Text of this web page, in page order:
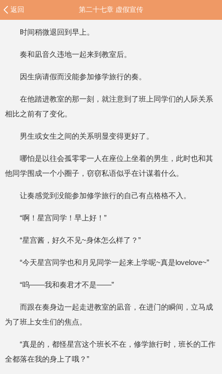
返回 第二十七章 虚假宣传
时间稍微退回到早上。
奏和凪音久违地一起来到教室后。
因生病请假而没能参加修学旅行的奏。
在他踏进教室的那一刻，就注意到了班上同学们的人际关系
相比之前有了变化。
男生或女生之间的关系明显变得更好了。
哪怕是以往会孤零零一人在座位上坐着的男生，此时也和其
他同学围成一个小圈子，窃窃私语似乎在计谋着什么。
让奏感觉到没能参加修学旅行的自己有点格格不入。
“啊！星宫同学！早上好！”
“星宫酱，好久不见~身体怎么样了？”
“今天星宫同学也和月见同学一起来上学呢~真是lovelove~”
“呜——我和奏君才不是——”
而跟在奏身边一起走进教室的凪音，在进门的瞬间，立马成
为了班上女生们的焦点。
“真是的，都怪星宫这个班长不在，修学旅行时，班长的工作
全都落在我的身上了哦？”